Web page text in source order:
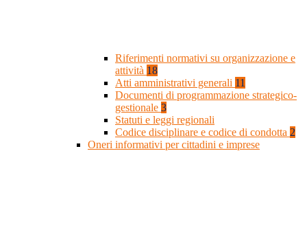
Riferimenti normativi su organizzazione e
attività 18
Atti amministrativi generali 11
Documenti di programmazione strategico-
gestionale 3
Statuti e leggi regionali
Codice disciplinare e codice di condotta 2
Oneri informativi per cittadini e imprese